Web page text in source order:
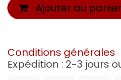
Ajouter au panier
Conditions générales
Expédition : 2-3 jours